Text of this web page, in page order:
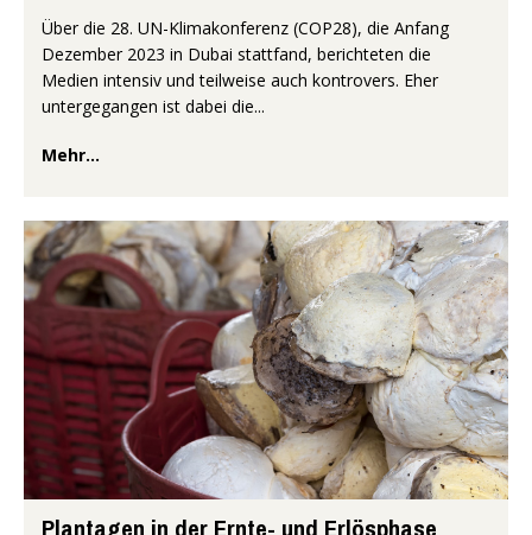
Über die 28. UN-Klimakonferenz (COP28), die Anfang
Dezember 2023 in Dubai stattfand, berichteten die
Medien intensiv und teilweise auch kontrovers. Eher
untergegangen ist dabei die...
Mehr...